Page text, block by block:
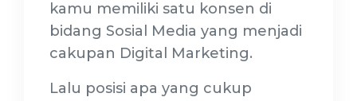
kamu memiliki satu konsen di
bidang Sosial Media yang menjadi
cakupan Digital Marketing.
Lalu posisi apa yang cukup